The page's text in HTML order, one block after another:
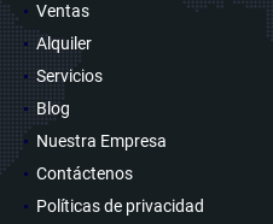
Ventas
Alquiler
Servicios
Blog
Nuestra Empresa
Contáctenos
Políticas de privacidad